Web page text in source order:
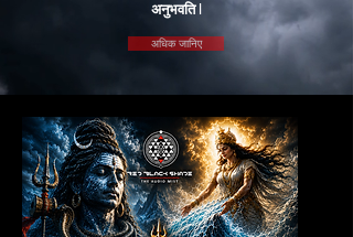
अनुभवति l
अधिक जानिए